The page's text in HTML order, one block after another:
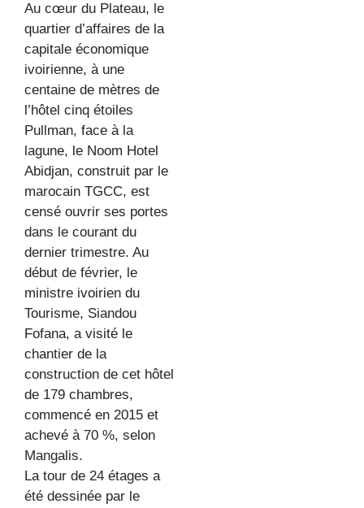
Au cœur du Plateau, le
quartier d’affaires de la
capitale économique
ivoirienne, à une
centaine de mètres de
l’hôtel cinq étoiles
Pullman, face à la
lagune, le Noom Hotel
Abidjan, construit par le
marocain TGCC, est
censé ouvrir ses portes
dans le courant du
dernier trimestre. Au
début de février, le
ministre ivoirien du
Tourisme, Siandou
Fofana, a visité le
chantier de la
construction de cet hôtel
de 179 chambres,
commencé en 2015 et
achevé à 70 %, selon
Mangalis.
La tour de 24 étages a
été dessinée par le